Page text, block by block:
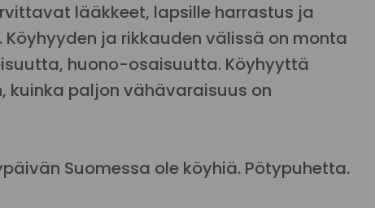
lääkkeet, lapsille harrastus ja
ja rikkauden välissä on monta
huono-osaisuutta. Köyhyyttä
paljon vähävaraisuus on
Suomessa ole köyhiä. Pötypuhetta.